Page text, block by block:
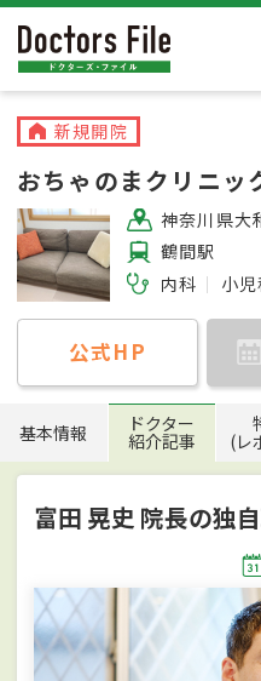
新規開院
おちゃのまクリニッ
神奈川県大
鶴間駅
内科
小
公式HP
基本情報 ドクター
紹介記事 (レ
富田 晃史 院長の独